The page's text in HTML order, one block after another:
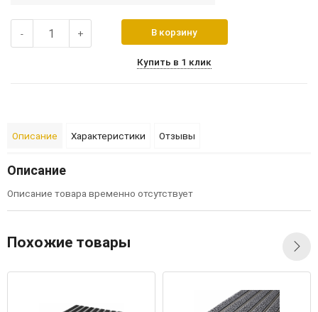
- + В корзину
Купить в 1 клик
Описание Характеристики Отзывы
Описание
Описание товара временно отсутствует
Похожие товары